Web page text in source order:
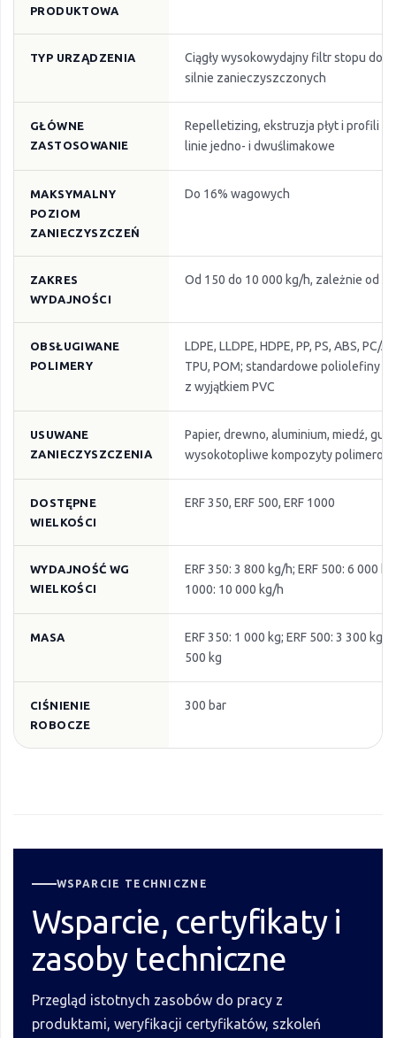
PRODUKTOWA
TYP URZĄDZENIA
Ciągły wysokowydajny filtr stopu do
silnie zanieczyszczonych
GŁÓWNE
ZASTOSOWANIE
Repelletizing, ekstruzja płyt i profili
linie jedno- i dwuślimakowe
MAKSYMALNY
POZIOM
ZANIECZYSZCZEŃ
Do 16% wagowych
ZAKRES
WYDAJNOŚCI
Od 150 do 10 000 kg/h, zależnie od
OBSŁUGIWANE
POLIMERY
LDPE, LLDPE, HDPE, PP, PS, ABS, PC/
TPU, POM; standardowe poliolefiny i
z wyjątkiem PVC
USUWANE
ZANIECZYSZCZENIA
Papier, drewno, aluminium, miedź,
wysokotopliwe kompozyty
DOSTĘPNE
WIELKOŚCI
ERF 350, ERF 500, ERF 1000
WYDAJNOŚĆ WG
WIELKOŚCI
ERF 350: 3 800 kg/h; ERF 500: 6 000
1000: 10 000 kg/h
MASA
ERF 350: 1 000 kg; ERF 500: 3 300 kg;
500 kg
CIŚNIENIE
ROBOCZE
300 bar
WSPARCIE TECHNICZNE
Wsparcie, certyfikaty i
zasoby techniczne
Przegląd istotnych zasobów do pracy z
produktami, weryfikacji certyfikatów, szkoleń